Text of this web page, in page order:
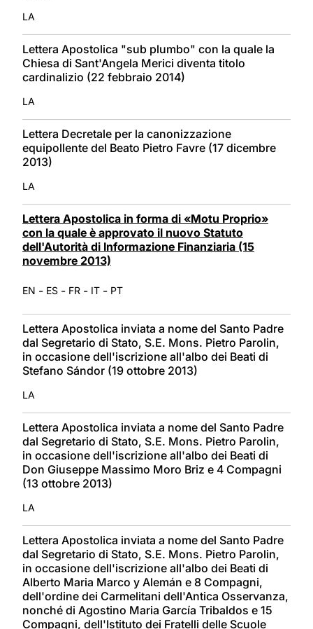
LA
Lettera Apostolica "sub plumbo" con la quale la
Chiesa di Sant'Angela Merici diventa titolo
cardinalizio (22 febbraio 2014)
LA
Lettera Decretale per la canonizzazione
equipollente del Beato Pietro Favre (17 dicembre
2013)
LA
Lettera Apostolica in forma di «Motu Proprio»
con la quale è approvato il nuovo Statuto
dell'Autorità di Informazione Finanziaria (15
novembre 2013)
EN - ES - FR - IT - PT
Lettera Apostolica inviata a nome del Santo Padre
dal Segretario di Stato, S.E. Mons. Pietro Parolin,
in occasione dell'iscrizione all'albo dei Beati di
Stefano Sándor (19 ottobre 2013)
LA
Lettera Apostolica inviata a nome del Santo Padre
dal Segretario di Stato, S.E. Mons. Pietro Parolin,
in occasione dell'iscrizione all'albo dei Beati di
Don Giuseppe Massimo Moro Briz e 4 Compagni
(13 ottobre 2013)
LA
Lettera Apostolica inviata a nome del Santo Padre
dal Segretario di Stato, S.E. Mons. Pietro Parolin,
in occasione dell'iscrizione all'albo dei Beati di
Alberto Maria Marco y Alemán e 8 Compagni,
dell'ordine dei Carmelitani dell'Antica Osservanza,
nonché di Agostino Maria García Tribaldos e 15
Compagni, dell'Istituto dei Fratelli delle Scuole